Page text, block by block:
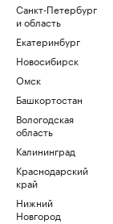
Санкт-Петербург
и область
Екатеринбург
Новосибирск
Омск
Башкортостан
Вологодская
область
Калининград
Краснодарский
край
Нижний
Новгород